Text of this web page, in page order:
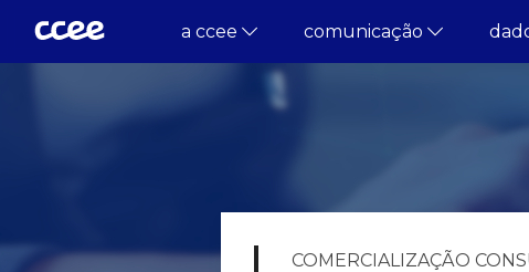
a ccee comunicação
COMERCIALIZAÇÃO